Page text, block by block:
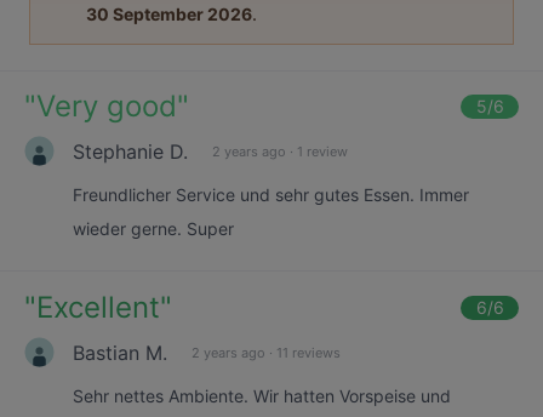
30 September 2026.
"Very good" 5/6
Stephanie D. 2 years ago · 1 review
Freundlicher Service und sehr gutes Essen. Immer
wieder gerne. Super
"Excellent" 6/6
Bastian M. 2 years ago · 11 reviews
Sehr nettes Ambiente. Wir hatten Vorspeise und